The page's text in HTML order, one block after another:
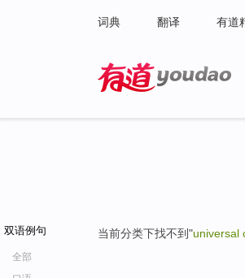
词典 翻译 有道
双语例句
全部
当前分类下找不到"universal